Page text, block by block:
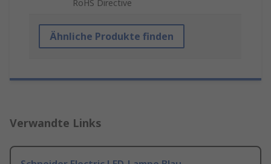
RoHS Directive
Ähnliche Produkte finden
Verwandte Links